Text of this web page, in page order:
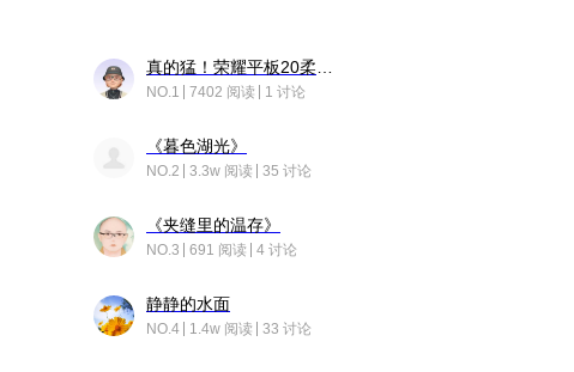
NO.1 7402 阅读 1 讨论
《暮色湖光》
NO.2 3.3w 阅读 35 讨论
《夹缝里的温存》
NO.3 691 阅读 4 讨论
静静的水面
NO.4 1.4w 阅读 33 讨论